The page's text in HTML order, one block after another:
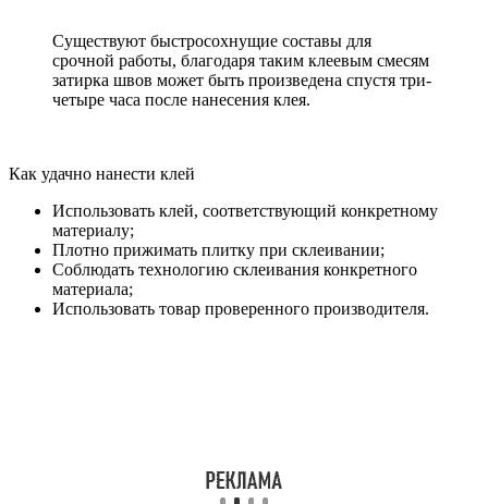
Существуют быстросохнущие составы для
срочной работы, благодаря таким клеевым смесям
затирка швов может быть произведена спустя три-
четыре часа после нанесения клея.
Как удачно нанести клей
Использовать клей, соответствующий конкретному
материалу;
Плотно прижимать плитку при склеивании;
Соблюдать технологию склеивания конкретного
материала;
Использовать товар проверенного производителя.